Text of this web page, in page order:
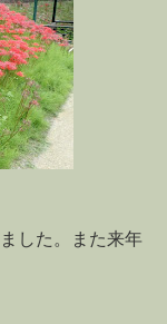
した。また来年